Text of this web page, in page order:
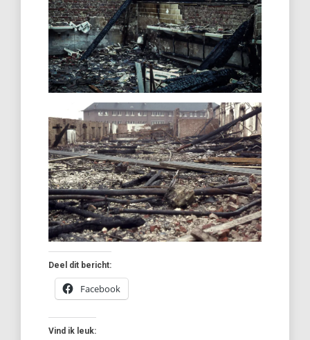
Deel dit bericht:
Facebook
Vind ik leuk: